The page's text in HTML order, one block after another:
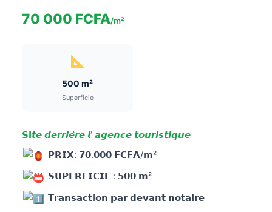
70 000 FCFA/m²
500 m²
Superficie
𝗦𝗶𝙩𝙚 𝙙𝙚𝙧𝙧𝙞𝙚̀𝙧𝙚 𝙡’ 𝙖𝙜𝙚𝙣𝙘𝙚 𝙩𝙤𝙪𝙧𝙞𝙨𝙩𝙞𝙦𝙪𝙚
𝗣𝗥𝗜𝗫: 𝟳𝟬.𝟬𝟬𝟬 𝗙𝗖𝗙𝗔/𝗺²
𝗦𝗨𝗣𝗘𝗥𝗙𝗜𝗖𝗜𝗘 : 𝟱𝟬𝟬 𝗺²
𝗧𝗿𝗮𝗻𝘀𝗮𝗰𝘁𝗶𝗼𝗻 𝗽𝗮𝗿 𝗱𝗲𝘃𝗮𝗻𝘁 𝗻𝗼𝘁𝗮𝗶𝗿𝗲